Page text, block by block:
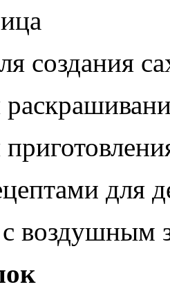
создания
для
воздушным